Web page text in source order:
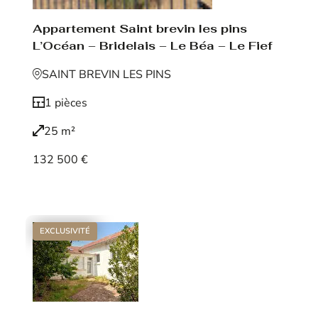
Appartement Saint brevin les pins
L’Océan – Bridelais – Le Béa – Le Fief
SAINT BREVIN LES PINS
1 pièces
25 m²
132 500 €
EXCLUSIVITÉ